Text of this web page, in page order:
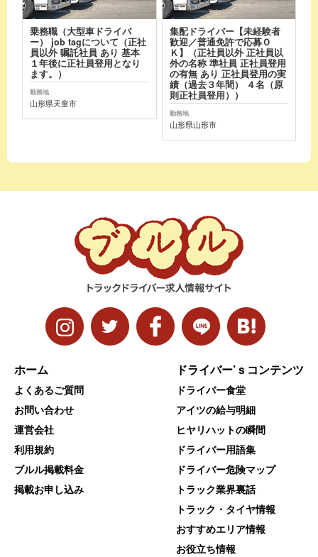
乗務職（大型車ドライバ
ー） job tagについて（正社
員以外 嘱託社員 あり 基本
１年後に正社員登用となり
ます。）
勤務地
山形県天童市
集配ドライバー【未経験者
歓迎／普通免許で応募Ｏ
Ｋ】（正社員以外 正社員以
外の名称 準社員 正社員登用
の有無 あり 正社員登用の実
績（過去３年間） ４名（原
則正社員登用））
勤務地
山形県山形市
ホーム
よくあるご質問
お問い合わせ
運営会社
利用規約
ブルル掲載料金
掲載お申し込み
ドライバー’ｓコンテンツ
ドライバー食堂
アイツの給与明細
ヒヤリハットの瞬間
ドライバー用語集
ドライバー危険マップ
トラック業界裏話
トラック・タイヤ情報
おすすめエリア情報
お役立ち情報